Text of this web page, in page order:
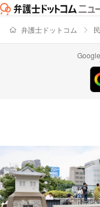
弁護士ドットコム